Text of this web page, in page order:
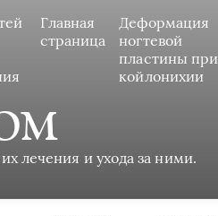
Главная
страница
Деформация
ногтевой
пластины при
койлонихии
лечения и ухода за ними.